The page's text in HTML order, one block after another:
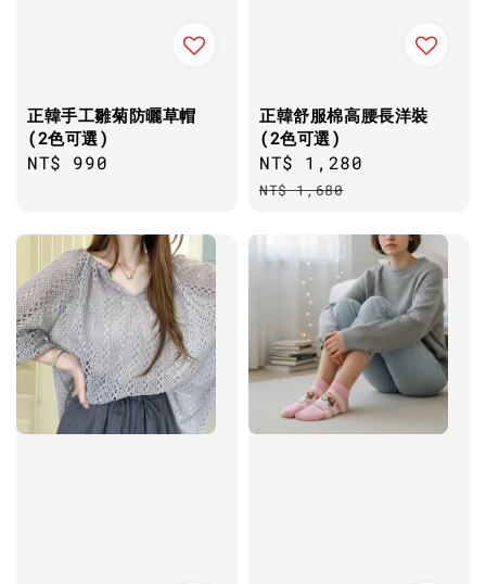
正韓手工雛菊防曬草帽
(2色可選)
Regular
NT$ 990
正韓舒服棉高腰長洋裝
(2色可選)
Sale
price
NT$ 1,280
NT$ 1,680